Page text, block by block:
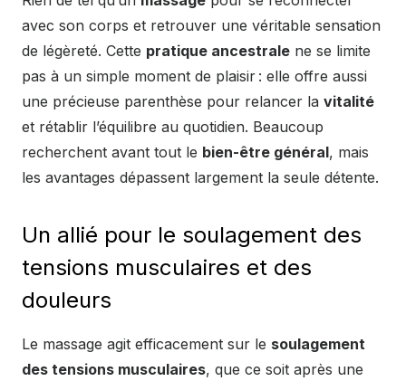
avec son corps et retrouver une véritable sensation
de légèreté. Cette pratique ancestrale ne se limite
pas à un simple moment de plaisir : elle offre aussi
une précieuse parenthèse pour relancer la vitalité
et rétablir l’équilibre au quotidien. Beaucoup
recherchent avant tout le bien-être général, mais
les avantages dépassent largement la seule détente.
Un allié pour le soulagement des
tensions musculaires et des
douleurs
Le massage agit efficacement sur le soulagement
des tensions musculaires, que ce soit après une